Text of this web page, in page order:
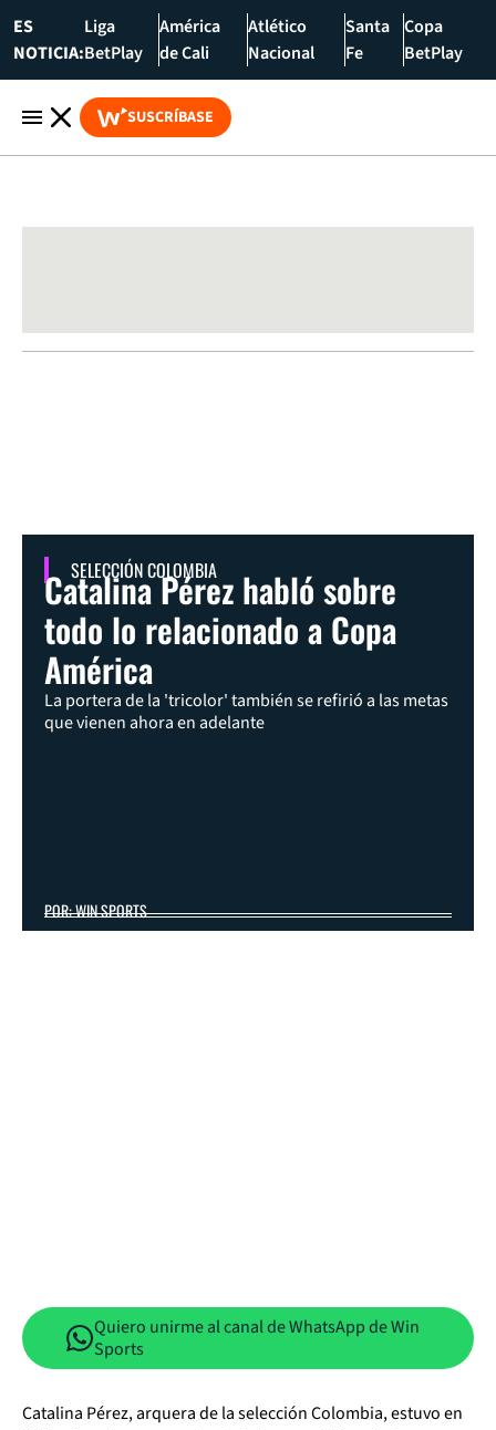
ES
NOTICIA:
Liga
BetPlay
América
de Cali
Atlético
Nacional
Santa
Fe
Copa
BetPlay
SUSCRÍBASE
SELECCIÓN COLOMBIA
Catalina Pérez habló sobre
todo lo relacionado a Copa
América
La portera de la 'tricolor' también se refirió a las metas
que vienen ahora en adelante
POR: WIN SPORTS
Quiero unirme al canal de WhatsApp de Win
Sports
Catalina Pérez, arquera de la selección Colombia, estuvo en